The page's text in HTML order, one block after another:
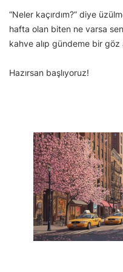
“Neler kaçırdım?” diye
hafta olan biten ne varsa
kahve alıp gündeme bir göz
Hazırsan başlıyoruz!